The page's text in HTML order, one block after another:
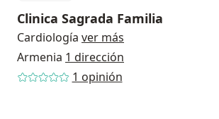
Clinica Sagrada Familia
Cardiología ver más
Armenia 1 dirección
1 opinión